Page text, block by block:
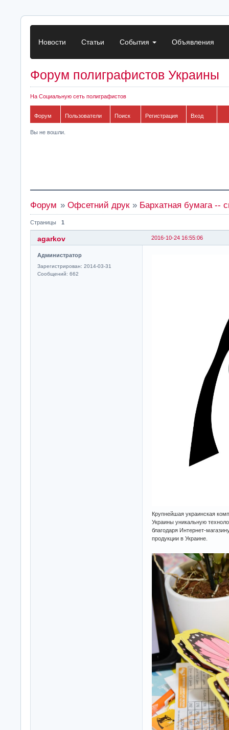
Новости Статьи События Объявления
Форум полиграфистов Украины
На Социальную сеть полиграфистов
Форум Пользователи Поиск Регистрация Вход
Вы не вошли.
Форум » Офсетний друк » Бархатная бумага --
Страницы 1
2016-10-24 16:55:06
agarkov
Администратор
Зарегистрирован: 2014-03-31
Сообщений: 662
Крупнейшая украинская
Украины уникальную
благодаря Интернет-
продукции в Украине.